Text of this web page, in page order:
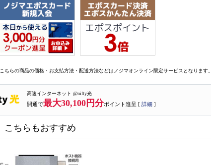
こちらの商品の価格・お支払方法・配送方法などはノジマオンライン限定サービスとなります。
高速インターネット @nifty光
開通で最大30,100円分ポイント進呈 [ 詳細 ]
こちらもおすすめ